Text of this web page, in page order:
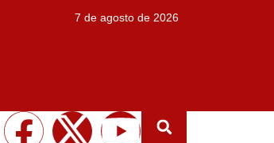
7 de agosto de 2026